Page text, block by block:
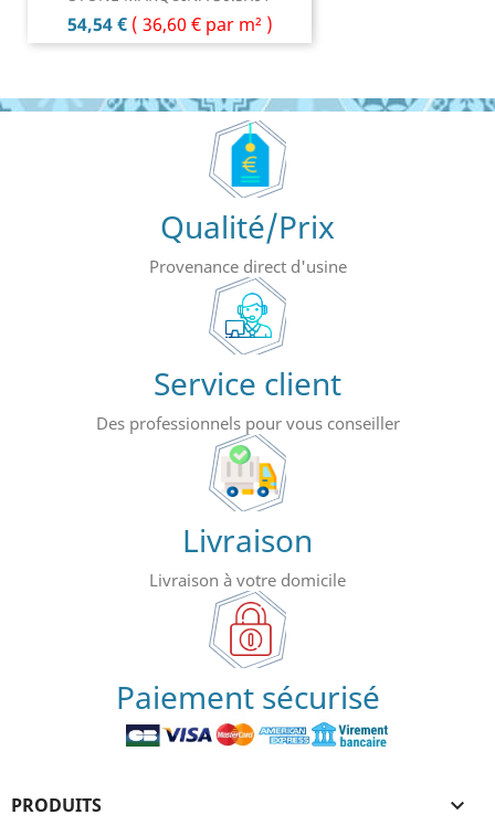
Prix
54,54 € ( 36,60 € par m² )
Qualité/Prix
Provenance direct d'usine
Service client
Des professionnels pour vous conseiller
Livraison
Livraison à votre domicile
Paiement sécurisé
PRODUITS 